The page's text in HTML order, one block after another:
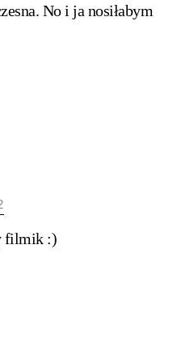
No i ja nosiłabym
filmik :)